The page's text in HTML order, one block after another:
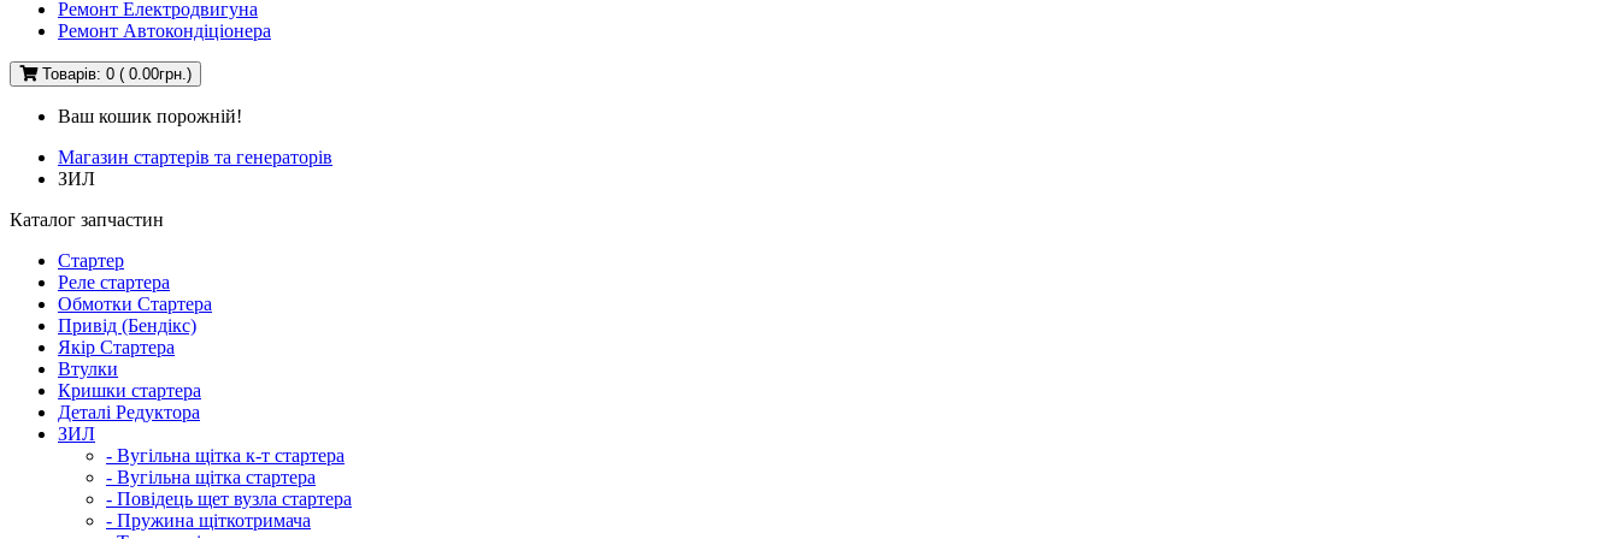
Ремонт Електродвигуна
Ремонт Автокондіціонера
Товарів: 0 ( 0.00грн.)
Ваш кошик порожній!
Магазин стартерів та генераторів
ЗИЛ
Каталог запчастин
Стартер
Реле стартера
Обмотки Стартера
Привід (Бендікс)
Якір Стартера
Втулки
Кришки стартера
Деталі Редуктора
ЗИЛ
- Вугільна щітка к-т стартера
- Вугільна щітка стартера
- Повідець щет вузла стартера
- Пружина щіткотримача